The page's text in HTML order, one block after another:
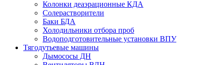
Колонки деаэрационные КДА
Солерастворители
Баки БДА
Холодильники отбора проб
Водоподготовительные установки ВПУ
Тягодутьевые машины
Дымососы ДН